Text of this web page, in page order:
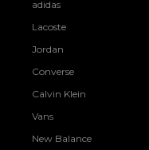
adidas
Lacoste
Jordan
Converse
Calvin Klein
Vans
New Balance